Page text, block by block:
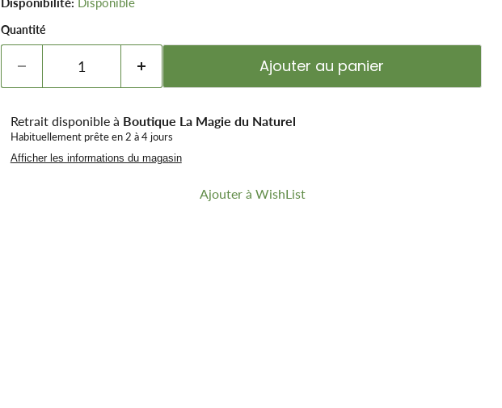
Quantité
Ajouter au panier
Retrait disponible à Boutique La Magie du Naturel
Habituellement prête en 2 à 4 jours
Afficher les informations du magasin
Ajouter à WishList